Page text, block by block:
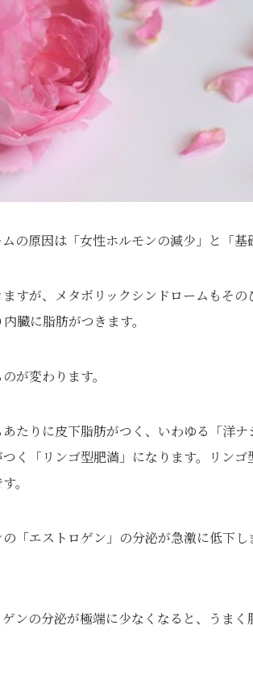
の原因は「女性ホルモンの減少」と「基
すが、メタボリックシンドロームもそ
臓に脂肪がつきます。
が変わります。
たりに皮下脂肪がつく、いわゆる「洋
く「リンゴ型肥満」になります。リン
。
「エストロゲン」の分泌が急激に低下
ンの分泌が極端に少なくなると、うま